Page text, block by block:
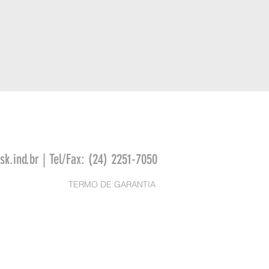
| Tel/Fax: (24) 2251-7050
TERMO DE GARANTIA